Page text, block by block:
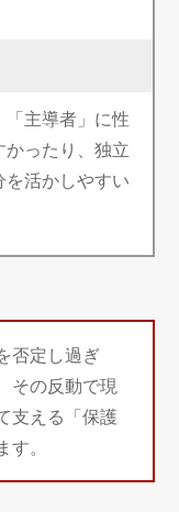
主導者」に性
ったり、独立
を活かしやすい
否定し過ぎ
その反動で現
支える「保護
。